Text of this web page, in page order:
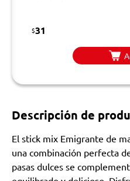
$31
Descripción de
El stick mix Emigrante de
una combinación perfecta
pasas dulces se